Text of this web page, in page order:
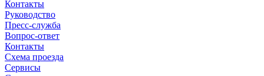
Контакты
Руководство
Пресс-служба
Вопрос-ответ
Контакты
Схема проезда
Сервисы